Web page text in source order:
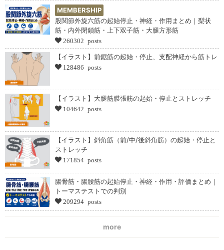
MEMBERSHIP
股関節外旋六筋の起始停止・神経・作用まとめ｜梨状
筋・内外閉鎖筋・上下双子筋・大腿方形筋
260302 posts
【イラスト】前鋸筋の起始・停止、支配神経から筋トレ
128486 posts
【イラスト】大腿筋膜張筋の起始・停止とストレッチ
104642 posts
【イラスト】斜角筋（前/中/後斜角筋）の起始・停止と
ストレッチ
171854 posts
腸骨筋・腸腰筋の起始停止・神経・作用・評価まとめ｜
トーマステストでの判別
209294 posts
more